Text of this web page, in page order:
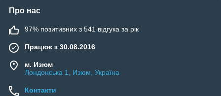
Про нас
97% позитивних з 541 відгука за рік
Працює з 30.08.2016
м. Изюм
Лондонська 1, Изюм, Україна
Контакти